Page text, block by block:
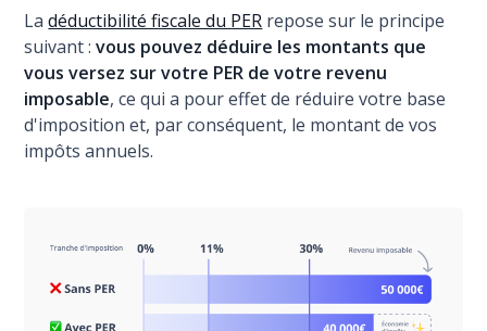
Ladéductibilité fiscale du PER repose sur le principe
suivant :vous pouvez déduire les montants que
vous versez sur votre PER de votre revenu
imposable, ce qui a pour effet de réduire votre base
d'imposition et, par conséquent, le montant de vos
impôts annuels.